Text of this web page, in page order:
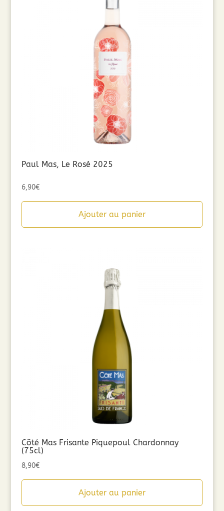
Paul Mas, Le Rosé 2025
6,90€
Ajouter au panier
Côté Mas Frisante Piquepoul Chardonnay
(75cl)
8,90€
Ajouter au panier